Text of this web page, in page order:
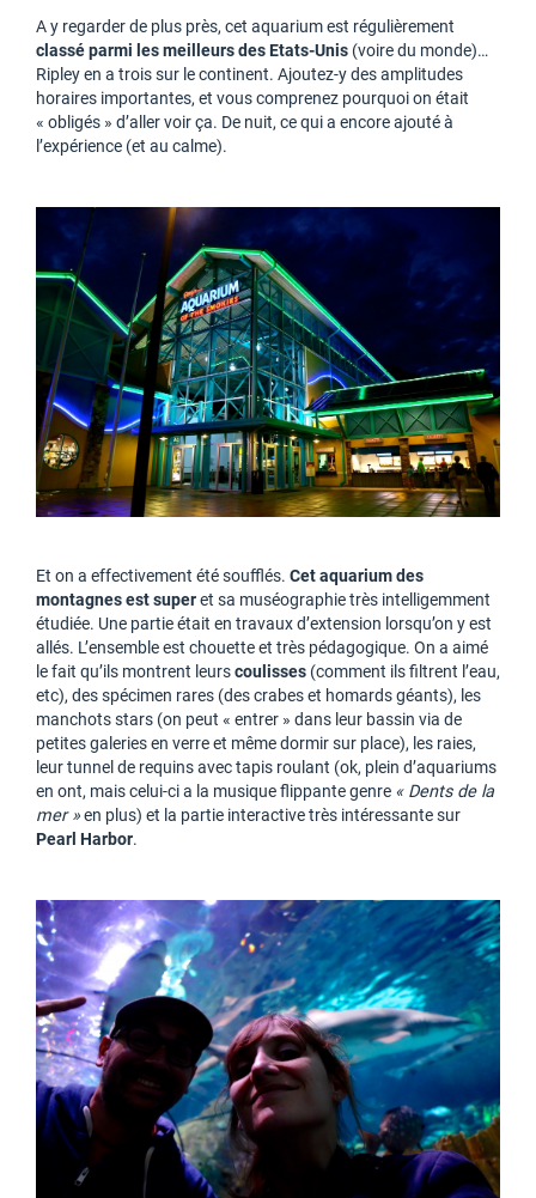
A y regarder de plus près, cet aquarium est régulièrement
classé parmi les meilleurs des Etats-Unis (voire du monde)…
Ripley en a trois sur le continent. Ajoutez-y des amplitudes
horaires importantes, et vous comprenez pourquoi on était
« obligés » d’aller voir ça. De nuit, ce qui a encore ajouté à
l’expérience (et au calme).
Et on a effectivement été soufflés. Cet aquarium des
montagnes est superet sa muséographie très intelligemment
étudiée. Une partie était en travaux d’extension lorsqu’on y est
allés. L’ensemble est chouette et très pédagogique. On a aimé
le fait qu’ils montrent leurscoulisses (comment ils filtrent l’eau,
etc), des spécimen rares (des crabes et homards géants), les
manchots stars (on peut « entrer » dans leur bassin via de
petites galeries en verre et même dormir sur place), les raies,
leur tunnel de requins avec tapis roulant (ok, plein d’aquariums
en ont, mais celui-ci a la musique flippante genre « Dents de la
mer »en plus) et la partie interactive très intéressante sur
Pearl Harbor.